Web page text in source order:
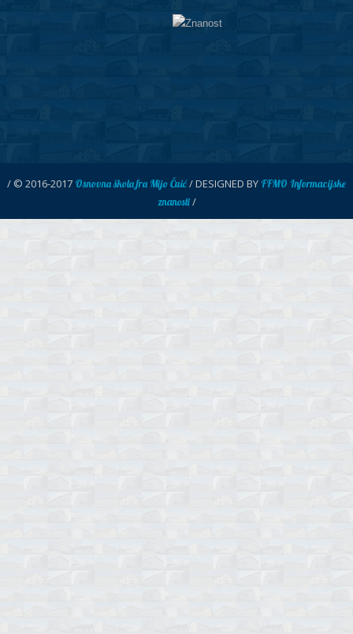
/ © 2016-2017 Osnovna škola fra Mijo Čuić/ DESIGNED BY FFMO Informacijske
znanosti/